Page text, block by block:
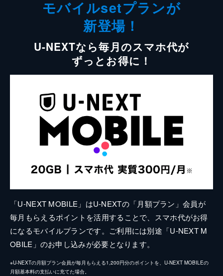
モバイルsetプランが
新登場！
U-NEXTなら毎月のスマホ代が
ずっとお得に！
「U-NEXT MOBILE」はU-NEXTの「月額プラン」会員が
毎月もらえるポイントを活用することで、スマホ代がお得
になるモバイルプランです。ご利用には別途「U-NEXT M
OBILE」のお申し込みが必要となります。
※U-NEXTの月額プラン会員が毎月もらえる1,200円分のポイントを、U-NEXT MOBILEの
月額基本料の支払いに充てた場合。